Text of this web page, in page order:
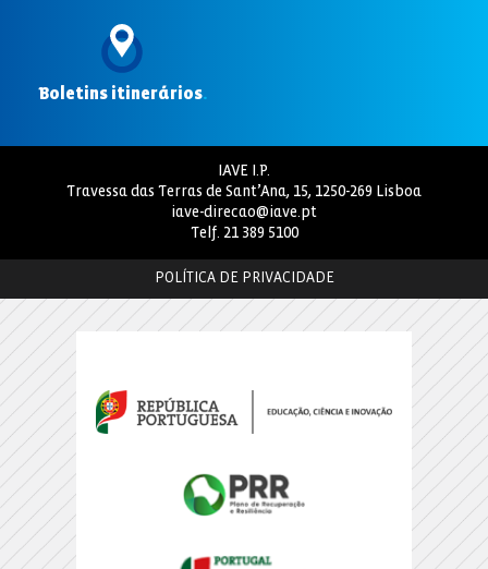
Boletins itinerários.
IAVE I.P.
Travessa das Terras de Sant’Ana, 15, 1250-269 Lisboa
iave-direcao@iave.pt
Telf. 21 389 5100
POLÍTICA DE PRIVACIDADE